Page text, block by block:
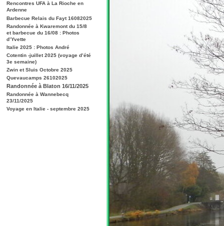
Rencontres UFA à La Rioche en
Ardenne
Barbecue Relais du Fayt 16082025
Randonnée à Kwaremont du 15/8
et barbecue du 16/08 : Photos
d’Yvette
Italie 2025 : Photos André
Cotentin -juillet 2025 (voyage d’été
3e semaine)
Zwin et Sluis Octobre 2025
Quevaucamps 26102025
Randonnée à Blaton 16/11/2025
Randonnée à Wannebecq
23/11/2025
Voyage en Italie - septembre 2025